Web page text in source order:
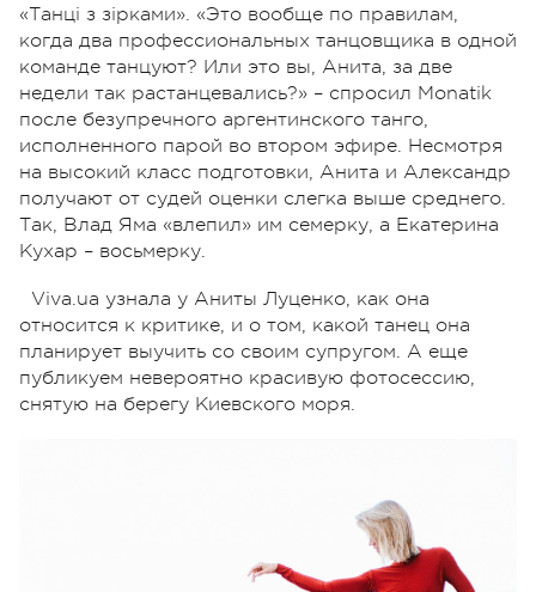
«Танці з зірками». «Это вообще по правилам,
когда два профессиональных танцовщика в одной
команде танцуют? Или это вы, Анита, за две
недели так растанцевались?» – спросил Monatik
после безупречного аргентинского танго,
исполненного парой во втором эфире. Несмотря
на высокий класс подготовки, Анита и Александр
получают от судей оценки слегка выше среднего.
Так, Влад Яма «влепил» им семерку, а Екатерина
Кухар – восьмерку.
Viva.ua узнала у Аниты Луценко, как она
относится к критике, и о том, какой танец она
планирует выучить со своим супругом. А еще
публикуем невероятно красивую фотосессию,
снятую на берегу Киевского моря.